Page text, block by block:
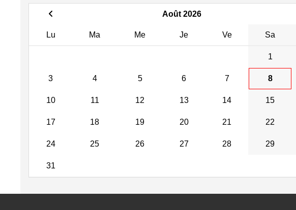
Août 2026
Lu Ma Me Je Ve Sa
1
3 4 5 6 7 8
10 11 12 13 14 15
17 18 19 20 21 22
24 25 26 27 28 29
31